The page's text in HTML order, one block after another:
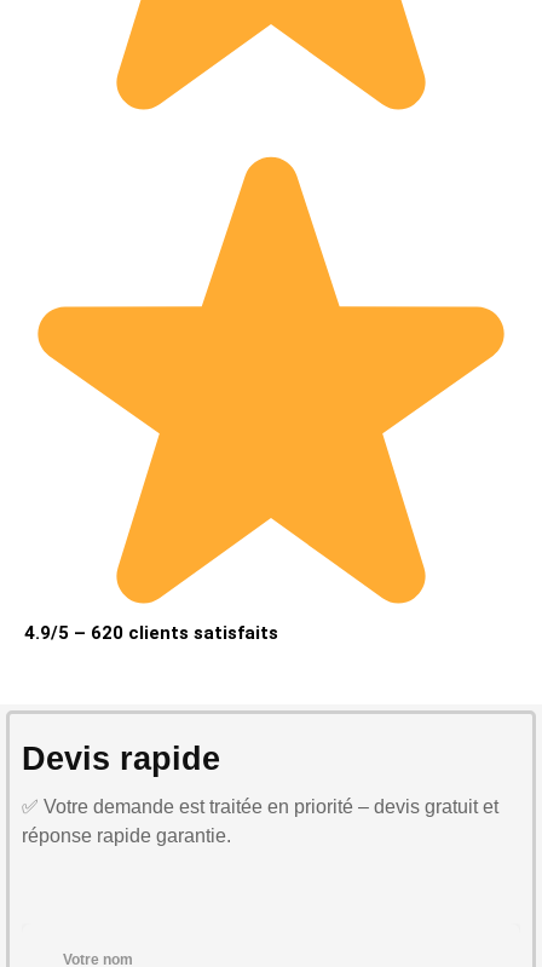
4.9/5 – 620 clients satisfaits
Devis rapide
✅ Votre demande est traitée en priorité – devis gratuit et
réponse rapide garantie.
Votre nom